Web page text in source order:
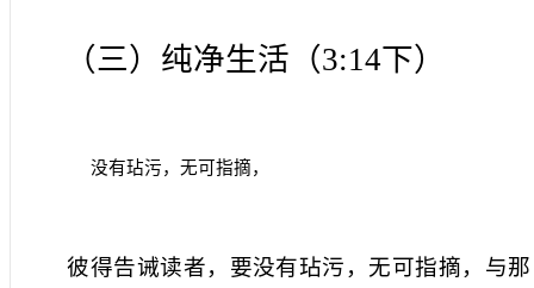
（三）纯净生活（3:14下）
没有玷污，无可指摘，
彼得告诫读者，要没有玷污，无可指摘，与那